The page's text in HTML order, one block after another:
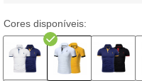
Cores disponíveis: